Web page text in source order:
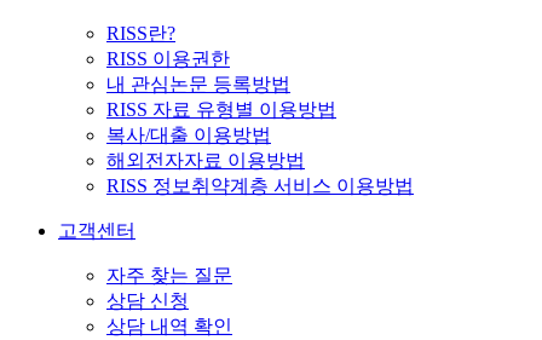
RISS란?
RISS 이용권한
내 관심논문 등록방법
RISS 자료 유형별 이용방법
복사/대출 이용방법
해외전자자료 이용방법
RISS 정보취약계층 서비스 이용방법
고객센터
자주 찾는 질문
상담 신청
상담 내역 확인